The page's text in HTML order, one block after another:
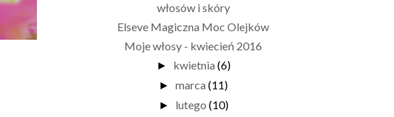
włosów i skóry
Elseve Magiczna Moc Olejków
Moje włosy - kwiecień 2016
► kwietnia (6)
► marca (11)
► lutego (10)